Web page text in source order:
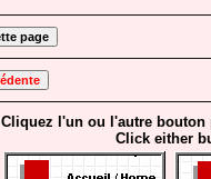
Cliquez l'un ou l'autre bouton
Click either